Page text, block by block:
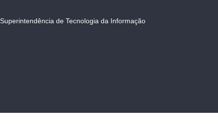
Superintendência de Tecnologia da Informação